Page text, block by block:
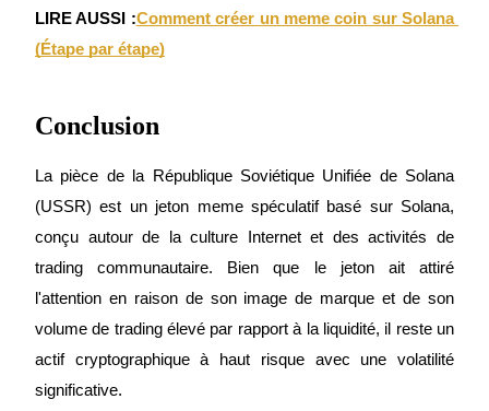
Affiliés Bitrue
Jusqu'à 65 % de commissions !
Parrainage
LIRE AUSSI :Comment créer un meme coin sur Solana
(Étape par étape)
Conclusion
La pièce de la République Soviétique Unifiée de Solana
(USSR) est un jeton meme spéculatif basé sur Solana,
conçu autour de la culture Internet et des activités de
trading communautaire. Bien que le jeton ait attiré
l'attention en raison de son image de marque et de son
volume de trading élevé par rapport à la liquidité, il reste un
actif cryptographique à haut risque avec une volatilité
significative.